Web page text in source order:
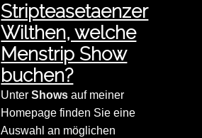
Stripteasetaenzer
Wilthen, welche
Menstrip Show
buchen?
UnterShows auf meiner
Homepage finden Sie eine
Auswahl an möglichen